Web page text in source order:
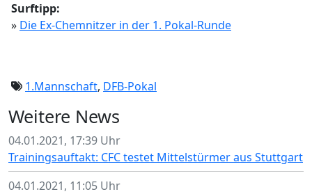
Surftipp:
» Die Ex-Chemnitzer in der 1. Pokal-Runde
1.Mannschaft, DFB-Pokal
Weitere News
04.01.2021, 17:39 Uhr
Trainingsauftakt: CFC testet Mittelstürmer aus Stuttgart
04.01.2021, 11:05 Uhr